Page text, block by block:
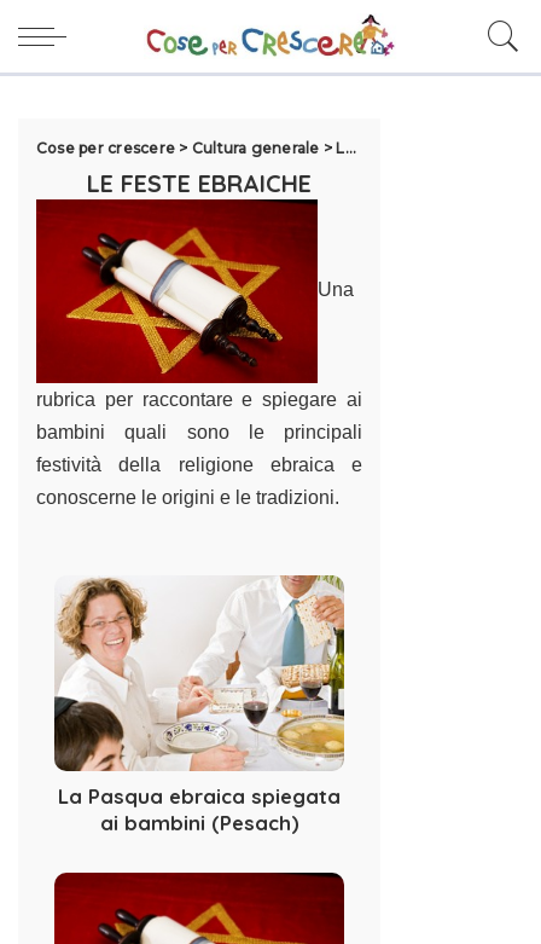
Cose per crescere > Cultura generale > Le feste
LE FESTE EBRAICHE
Una
rubrica per raccontare e spiegare ai
bambini quali sono le principali
festività della religione ebraica e
conoscerne le origini e le tradizioni.
La Pasqua ebraica spiegata
ai bambini (Pesach)